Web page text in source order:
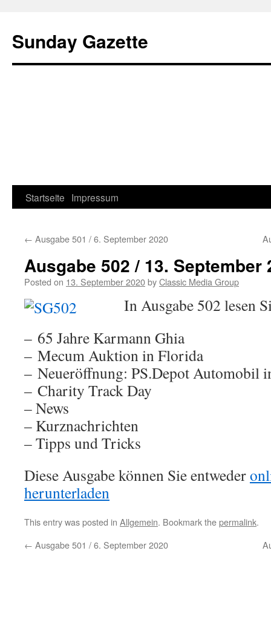
Sunday Gazette
Skip
content
Startseite Impressum
← Ausgabe 501 / 6. September 2020
Ausgabe 502 / 13. September
Posted on 13. September 2020byClassic Media Group
In Ausgabe 502 lesen
– 65 Jahre Karmann Ghia
– Mecum Auktion in Florida
– Neueröffnung: PS.Depot Automobil
– Charity Track Day
– News
– Kurznachrichten
– Tipps und Tricks
Diese Ausgabe können Sie entweder
herunterladen
This entry was posted in Allgemein. Bookmark thepermalink.
← Ausgabe 501 / 6. September 2020